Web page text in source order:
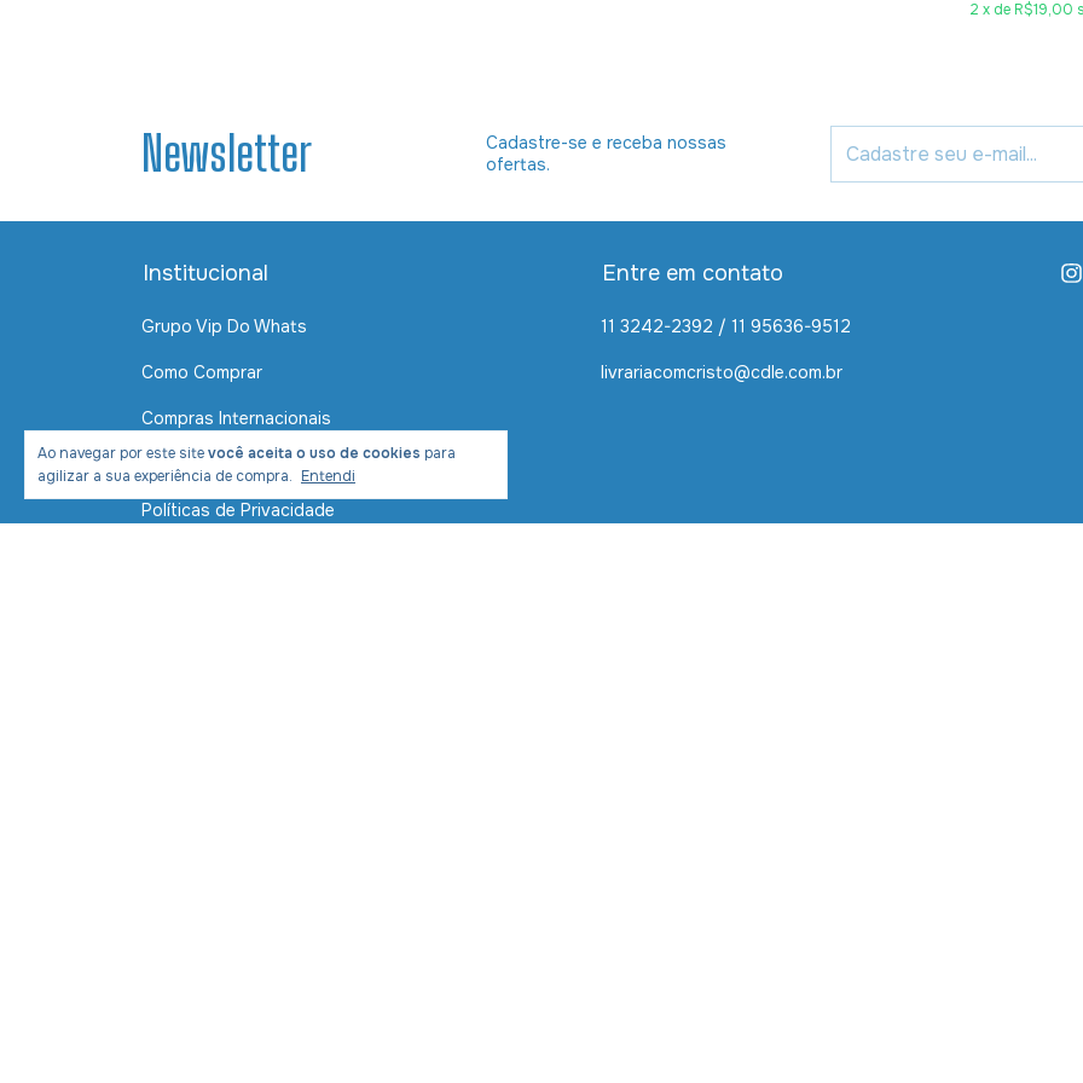
Ao navegar por este sitevocê aceita o uso de cookies para
agilizar a sua experiência de compra. Entendi
2 x de R$19,00
Newsletter
Cadastre-se e receba nossas
ofertas.
Institucional
Grupo Vip Do Whats
Como Comprar
Compras Internacionais
Contato
Políticas de Privacidade
Entre em contato
11 3242-2392 / 11 95636-9512
livrariacomcristo@cdle.com.br